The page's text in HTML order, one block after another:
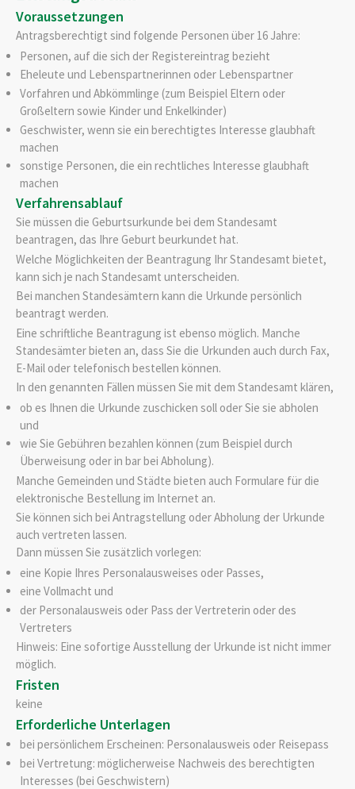
Voraussetzungen
Antragsberechtigt sind folgende Personen über 16 Jahre:
Personen, auf die sich der Registereintrag bezieht
Eheleute und Lebenspartnerinnen oder Lebenspartner
Vorfahren und Abkömmlinge (zum Beispiel Eltern oder
Großeltern sowie Kinder und Enkelkinder)
Geschwister, wenn sie ein berechtigtes Interesse glaubhaft
machen
sonstige Personen, die ein rechtliches Interesse glaubhaft
machen
Verfahrensablauf
Sie müssen die Geburtsurkunde bei dem Standesamt
beantragen, das Ihre Geburt beurkundet hat.
Welche Möglichkeiten der Beantragung Ihr Standesamt bietet,
kann sich je nach Standesamt unterscheiden.
Bei manchen Standesämtern kann die Urkunde persönlich
beantragt werden.
Eine schriftliche Beantragung ist ebenso möglich. Manche
Standesämter bieten an, dass Sie die Urkunden auch durch Fax,
E-Mail oder telefonisch bestellen können.
In den genannten Fällen müssen Sie mit dem Standesamt klären,
ob es Ihnen die Urkunde zuschicken soll oder Sie sie abholen
und
wie Sie Gebühren bezahlen können (zum Beispiel durch
Überweisung oder in bar bei Abholung).
Manche Gemeinden und Städte bieten auch Formulare für die
elektronische Bestellung im Internet an.
Sie können sich bei Antragstellung oder Abholung der Urkunde
auch vertreten lassen.
Dann müssen Sie zusätzlich vorlegen:
eine Kopie Ihres Personalausweises oder Passes,
eine Vollmacht und
der Personalausweis oder Pass der Vertreterin oder des
Vertreters
Hinweis: Eine sofortige Ausstellung der Urkunde ist nicht immer
möglich.
Fristen
keine
Erforderliche Unterlagen
bei persönlichem Erscheinen: Personalausweis oder Reisepass
bei Vertretung: möglicherweise Nachweis des berechtigten
Interesses (bei Geschwistern)